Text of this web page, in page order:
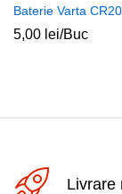
Baterie Varta
5,00 lei/Buc
Livrare